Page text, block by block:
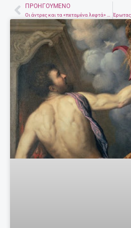
Prev
ΠΡΟΗΓΟΎΜΕΝΟ